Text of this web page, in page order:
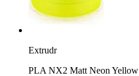
Extrudr
PLA NX2 Matt Neon Yellow